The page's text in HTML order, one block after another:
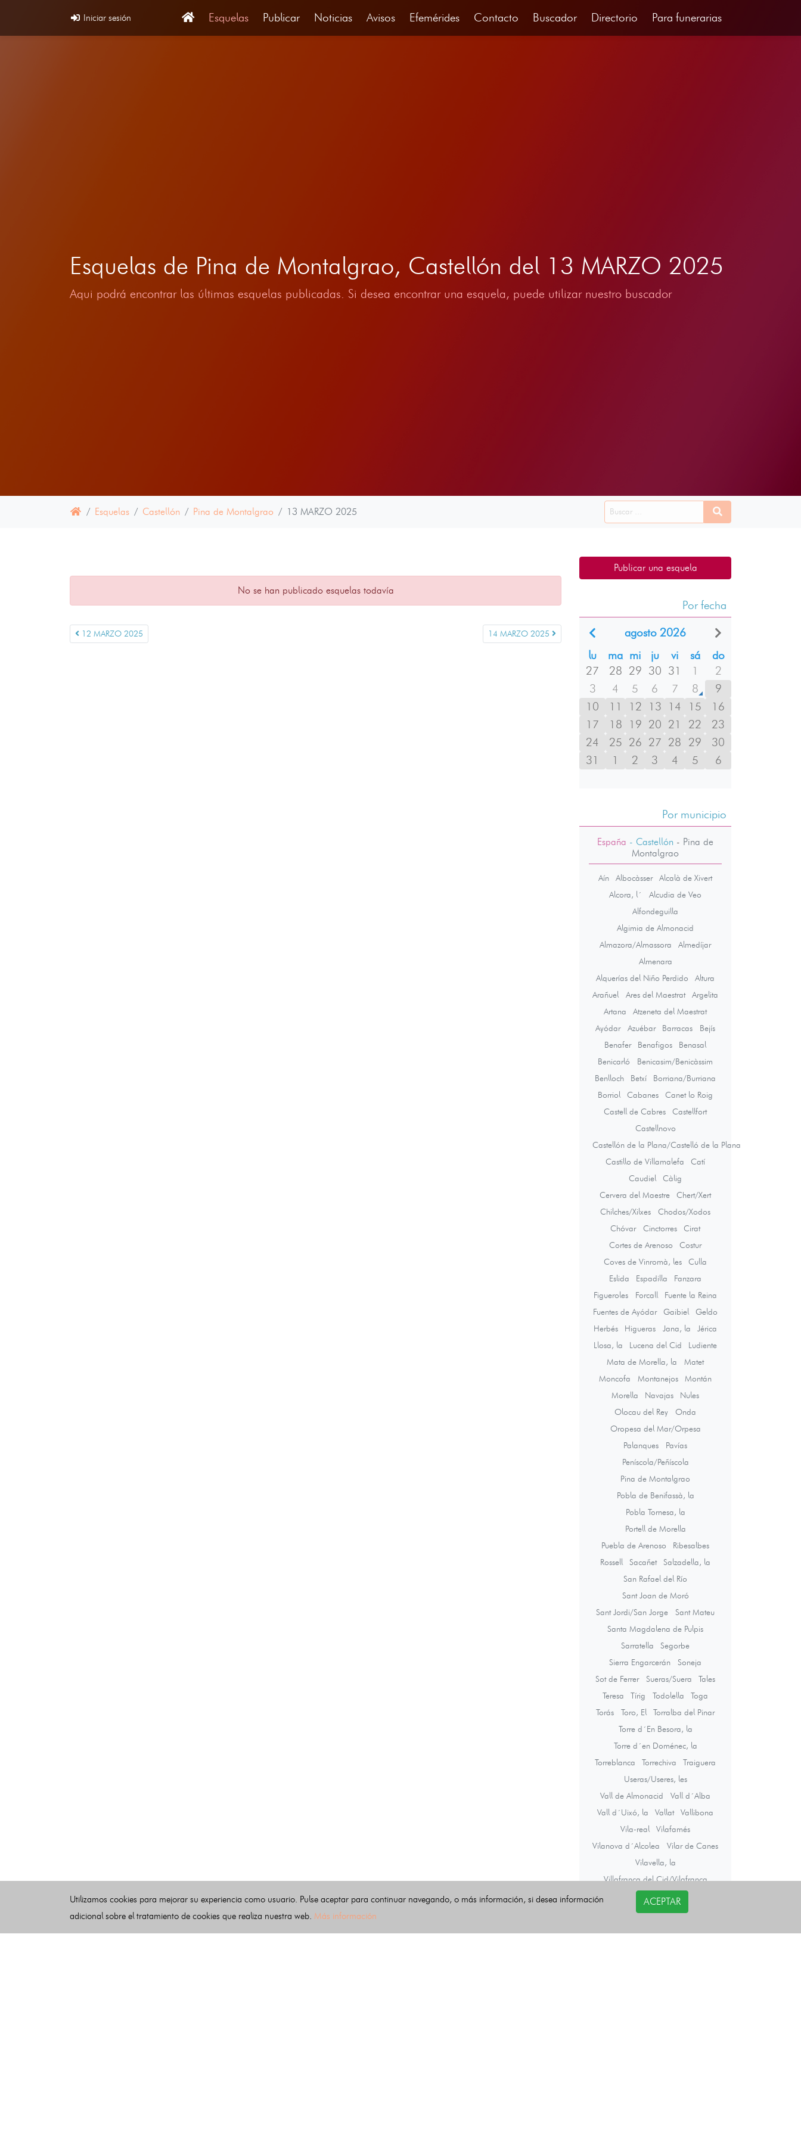
Iniciar sesión Esquelas Publicar Noticias Avisos Efemérides Contacto Buscador Directorio Para funerarias
Esquelas de Pina de Montalgrao, Castellón del 13 MARZO 2025
Aqui podrá encontrar las últimas esquelas publicadas. Si desea encontrar una esquela, puede utilizar nuestro buscador
Esquelas Castellón Pina de Montalgrao 13 MARZO 2025
No se han publicado esquelas todavía
12 MARZO 2025 14 MARZO 2025
Publicar una esquela
Por fecha
agosto 2026
lu
ma mi ju vi sá
do
27
28 29 30 31 1
2
3
4 5 6 7 8
9
10
11 12 13 14 15
16
17
18 19 20 21 22
23
24
25 26 27 28 29
30
31
1 2 3 4 5 6
Por municipio
España - Castellón - Pina de
Montalgrao
Aín Albocàsser
Alcalà de Xivert
Alcora, l´
Alcudia de Veo
Alfondeguilla
Algimia de Almonacid
Almazora/Almassora
Almedíjar
Almenara
Alquerías del Niño Perdido
Altura
Arañuel
Ares del Maestrat
Argelita
Artana
Atzeneta del Maestrat
Ayódar
Azuébar Barracas
Bejís
Benafer
Benafigos
Benasal
Benicarló
Benicasim/Benicàssim
Benlloch
Betxí
Borriana/Burriana
Borriol
Cabanes
Canet lo Roig
Castell de Cabres
Castellfort
Castellnovo
Castellón de la Plana/Castelló de la Plana
Castillo de Villamalefa
Catí
Caudiel
Càlig
Cervera del Maestre
Chert/Xert
Chilches/Xilxes
Chodos/Xodos
Chóvar
Cinctorres
Cirat
Cortes de Arenoso
Costur
Coves de Vinromà, les
Culla
Eslida
Espadilla
Fanzara
Figueroles
Forcall
Fuente la Reina
Fuentes de Ayódar
Gaibiel
Geldo
Herbés
Higueras Jana, la
Jérica
Llosa, la
Lucena del Cid
Ludiente
Mata de Morella, la
Matet
Moncofa
Montanejos
Montán
Morella
Navajas
Nules
Olocau del Rey
Onda
Oropesa del Mar/Orpesa
Palanques
Pavías
Peníscola/Peñíscola
Pina de Montalgrao
Pobla de Benifassà, la
Pobla Tornesa, la
Portell de Morella
Puebla de Arenoso
Ribesalbes
Rossell
Sacañet
Salzadella, la
San Rafael del Río
Sant Joan de Moró
Sant Jordi/San Jorge
Sant Mateu
Santa Magdalena de Pulpis
Sarratella
Segorbe
Sierra Engarcerán
Soneja
Sot de Ferrer
Sueras/Suera
Tales
Teresa
Tírig Todolella
Toga
Torás
Toro, El
Torralba del Pinar
Torre d´En Besora, la
Torre d´en Doménec, la
Torreblanca
Torrechiva
Traiguera
Useras/Useres, les
Vall de Almonacid
Vall d´Alba
Vall d´Uixó, la
Vallat
Vallibona
Vila-real
Vilafamés
Vilanova d´Alcolea
Vilar de Canes
Vilavella, la
Villafranca del Cid/Vilafranca
Villahermosa del Río
Villamalur
Villanueva de Viver
Villores
Utilizamos cookies para mejorar su experiencia como usuario. Pulse aceptar para continuar navegando, o más información, si desea información
adicional sobre el tratamiento de cookies que realiza nuestra web. Más información
ACEPTAR